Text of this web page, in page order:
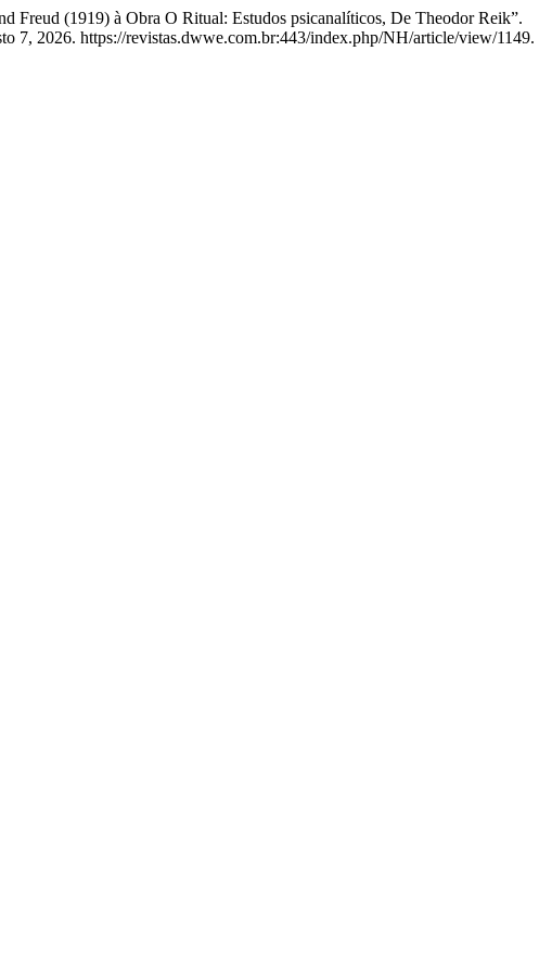
Freud (1919) à Obra O Ritual: Estudos psicanalíticos, De Theodor Reik”.
7, 2026. https://revistas.dwwe.com.br:443/index.php/NH/article/view/1149.